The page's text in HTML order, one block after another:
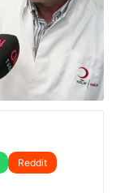
Reddit